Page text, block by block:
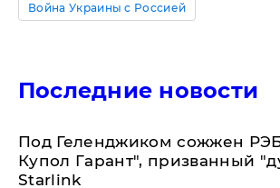
Война Украины с Россией
Последние новости
Под Геленджиком сожжен
Купол Гарант", призванный
Starlink